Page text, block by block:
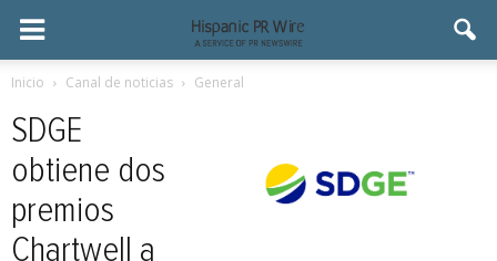
Inicio Canal de noticias General
SDGE
obtiene dos
premios
Chartwell a